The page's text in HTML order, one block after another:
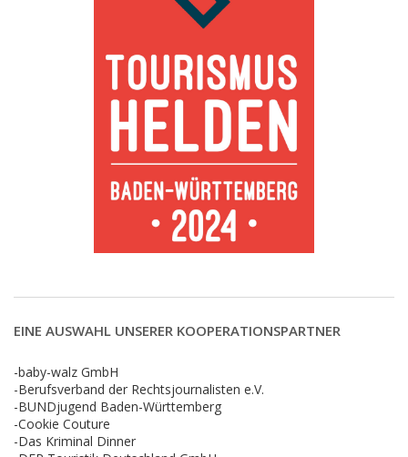
EINE AUSWAHL UNSERER KOOPERATIONSPARTNER
-baby-walz GmbH
-Berufsverband der Rechtsjournalisten e.V.
-BUNDjugend Baden-Württemberg
-Cookie Couture
-Das Kriminal Dinner